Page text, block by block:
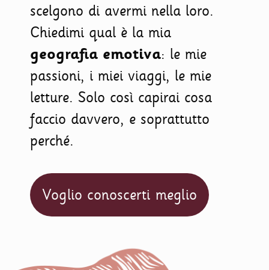
scelgono di avermi nella loro.
Chiedimi qual è la mia
geografia emotiva: le mie
passioni, i miei viaggi, le mie
letture. Solo così capirai cosa
faccio davvero, e soprattutto
perché.
Voglio conoscerti meglio